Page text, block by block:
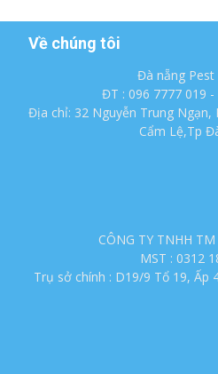
Về chúng tôi
Đà nẵng Pest
ĐT : 096 7777 019 -
Địa chỉ: 32 Nguyễn Trung Ngạn,
Cẩm Lệ,Tp
CÔNG TY TNHH
MST : 0312
Trụ sở chính : D19/9 Tổ 19, Ấp